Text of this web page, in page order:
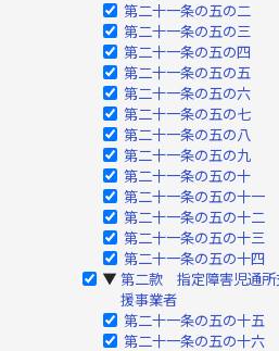
第二十一条の五の二
第二十一条の五の三
第二十一条の五の四
第二十一条の五の五
第二十一条の五の六
第二十一条の五の七
第二十一条の五の八
第二十一条の五の九
第二十一条の五の十
第二十一条の五の十一
第二十一条の五の十二
第二十一条の五の十三
第二十一条の五の十四
▶ 第二款 指定障害児通所
援事業者
第二十一条の五の十五
第二十一条の五の十六